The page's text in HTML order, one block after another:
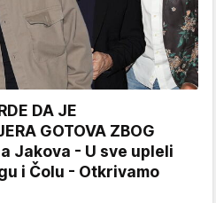
DA JE
GOTOVA ZBOG
Jakova - U sve upleli
i Čolu - Otkrivamo